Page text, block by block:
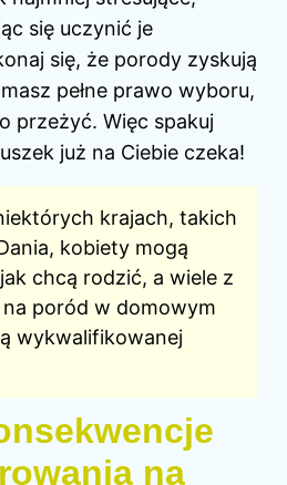
się uczynić je
się, że porody zyskują
pełne prawo wyboru,
przeżyć. Więc spakuj
już na Ciebie czeka!
krajach, takich
kobiety mogą
chcą rodzić, a wiele z
poród w domowym
wykwalifikowanej
na